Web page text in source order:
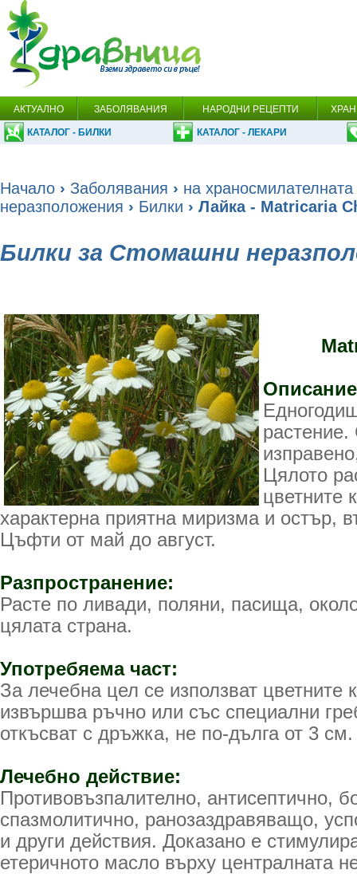
АКТУАЛНО ЗАБОЛЯВАНИЯ НАРОДНИ РЕЦЕПТИ
КАТАЛОГ - БИЛКИ КАТАЛОГ - ЛЕКАРИ
Начало › Заболявания › на
неразположения › Билки › Лайка - Matricaria
Билки за Стомашни
Цялото
цветните
характерна приятна миризма и остър,
Цъфти от май до август.
Разпространение:
Расте по ливади, поляни, пасища,
цялата страна.
Употребяема част:
За лечебна цел се използват цветните
извършва ръчно или със специални
откъсват с дръжка, не по-дълга от 3 см.
Лечебно действие:
Противовъзпалително, антисептично,
спазмолитично, ранозаздравяващо,
и други действия. Доказано е
етеричното масло върху централната